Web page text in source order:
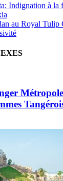
Indignation à la
au Royal Tulip